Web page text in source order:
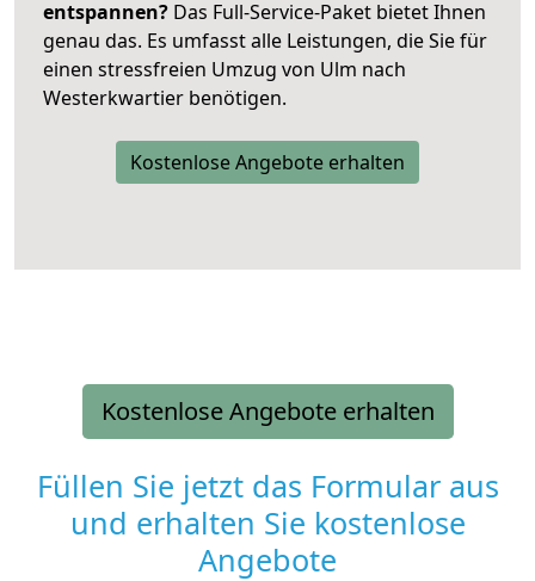
entspannen? Das Full-Service-Paket bietet Ihnen
genau das. Es umfasst alle Leistungen, die Sie für
einen stressfreien Umzug von Ulm nach
Westerkwartier benötigen.
Kostenlose Angebote erhalten
Kostenlose Angebote erhalten
Füllen Sie jetzt das Formular aus
und erhalten Sie kostenlose
Angebote